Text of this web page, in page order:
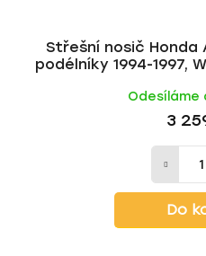
Střešní nosič Honda
podélníky 1994-1997,
Odesíláme
3
Do